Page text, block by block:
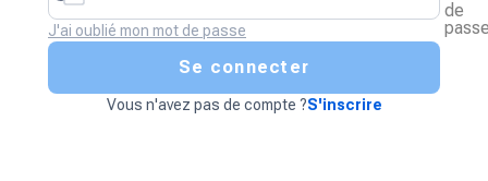
de
J'ai oublié mon mot de passe
Se connecter
Vous n'avez pas de compte ?S'inscrire